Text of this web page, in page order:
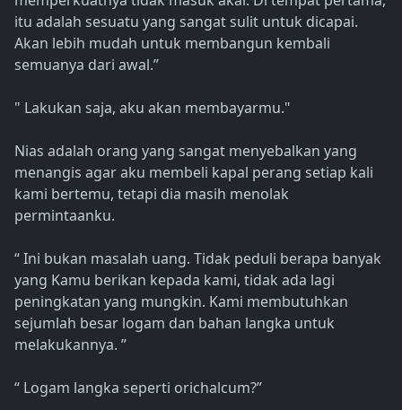
itu adalah sesuatu yang sangat sulit untuk dicapai.
Akan lebih mudah untuk membangun kembali
semuanya dari awal.”
" Lakukan saja, aku akan membayarmu."
Nias adalah orang yang sangat menyebalkan yang
menangis agar aku membeli kapal perang setiap kali
kami bertemu, tetapi dia masih menolak
permintaanku.
“ Ini bukan masalah uang. Tidak peduli berapa banyak
yang Kamu berikan kepada kami, tidak ada lagi
peningkatan yang mungkin. Kami membutuhkan
sejumlah besar logam dan bahan langka untuk
melakukannya. ”
“ Logam langka seperti orichalcum?”